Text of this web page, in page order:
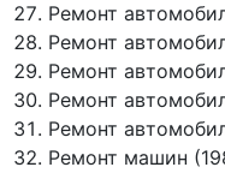
Ремонт
Ремонт
Ремонт
Ремонт
Ремонт
Ремонт машин